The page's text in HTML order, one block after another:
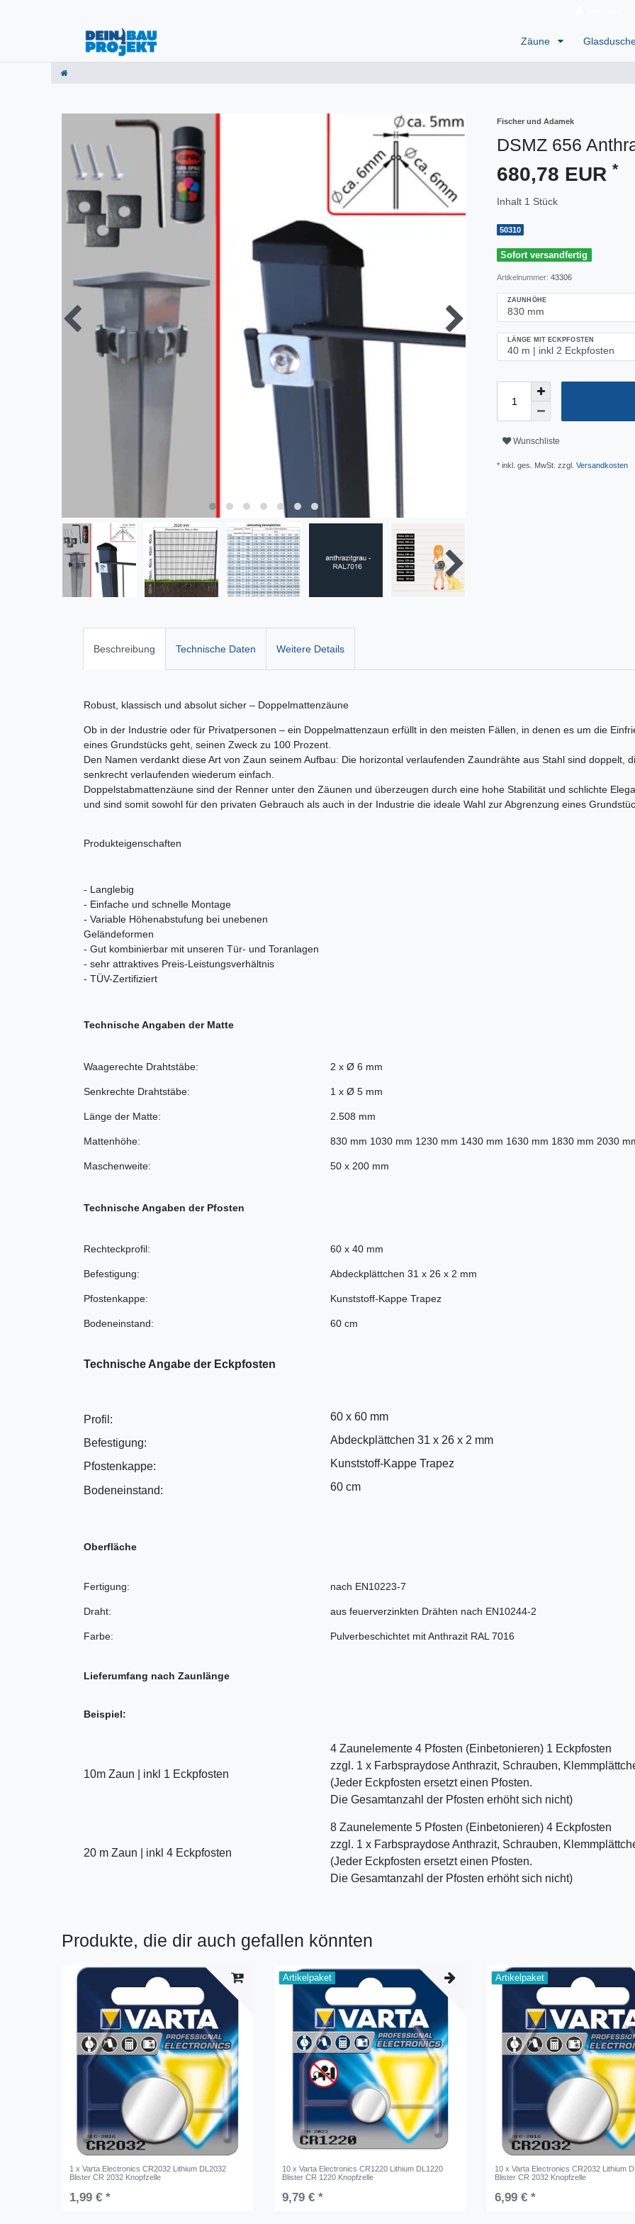
Zäune
Fischer und Adamek
DSMZ 656
680,78 EUR *
Inhalt 1 Stück
50310
Sofort versandfertig
Artikelnummer: 43306
ZAUNHÖHE
LÄNGE MIT ECKPFOSTEN
Wunschliste
* inkl. ges. MwSt. zzgl. Versandkosten
Beschreibung Technische Daten Weitere Details
Robust, klassisch und absolut sicher – Doppelmattenzäune
Ob in der Industrie oder für Privatpersonen – ein Doppelmattenzaun erfüllt in den meisten Fällen, in denen es um die
eines Grundstücks geht, seinen Zweck zu 100 Prozent.
Den Namen verdankt diese Art von Zaun seinem Aufbau: Die horizontal verlaufenden Zaundrähte aus Stahl sind doppelt,
senkrecht verlaufenden wiederum einfach.
Doppelstabmattenzäune sind der Renner unter den Zäunen und überzeugen durch eine hohe Stabilität und schlichte
und sind somit sowohl für den privaten Gebrauch als auch in der Industrie die ideale Wahl zur Abgrenzung eines
Produkteigenschaften
- Langlebig
- Einfache und schnelle Montage
- Variable Höhenabstufung bei unebenen
Geländeformen
- Gut kombinierbar mit unseren Tür- und Toranlagen
- sehr attraktives Preis-Leistungsverhältnis
- TÜV-Zertifiziert
Technische Angaben der Matte
Waagerechte Drahtstäbe:
Senkrechte Drahtstäbe:
Länge der Matte:
Mattenhöhe:
Maschenweite:
2 x Ø 6 mm
1 x Ø 5 mm
2.508 mm
830 mm 1030 mm 1230 mm 1430 mm 1630 mm 1830 mm 2030
50 x 200 mm
Technische Angaben der Pfosten
Rechteckprofil:
Befestigung:
Pfostenkappe:
Bodeneinstand:
60 x 40 mm
Abdeckplättchen 31 x 26 x 2 mm
Kunststoff-Kappe Trapez
60 cm
Technische Angabe der Eckpfosten
Profil:
Befestigung:
Pfostenkappe:
Bodeneinstand:
60 x 60 mm
Abdeckplättchen 31 x 26 x 2 mm
Kunststoff-Kappe Trapez
60 cm
Oberfläche
Fertigung:
Draht:
Farbe:
nach EN10223-7
aus feuerverzinkten Drähten nach EN10244-2
Pulverbeschichtet mit Anthrazit RAL 7016
Lieferumfang nach Zaunlänge
Beispiel:
10m Zaun | inkl 1 Eckpfosten
4 Zaunelemente 4 Pfosten (Einbetonieren) 1 Eckpfosten
zzgl. 1 x Farbspraydose Anthrazit, Schrauben,
(Jeder Eckpfosten ersetzt einen Pfosten.
Die Gesamtanzahl der Pfosten erhöht sich nicht)
20 m Zaun | inkl 4 Eckpfosten
8 Zaunelemente 5 Pfosten (Einbetonieren) 4 Eckpfosten
zzgl. 1 x Farbspraydose Anthrazit, Schrauben,
(Jeder Eckpfosten ersetzt einen Pfosten.
Die Gesamtanzahl der Pfosten erhöht sich nicht)
Produkte, die dir auch gefallen könnten
1 x Varta Electronics CR2032 Lithium DL2032
Blister CR 2032 Knopfzelle
1,99 € *
Artikelpaket
10 x Varta Electronics CR1220 Lithium DL1220
Blister CR 1220 Knopfzelle
9,79 € *
Artikelpaket
10 x Varta Electronics CR2032 Lithium
Blister CR 2032 Knopfzelle
6,99 € *